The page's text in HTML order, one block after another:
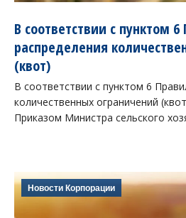
В соответствии с пунктом
распределения
(квот)
В соответствии с пунктом 6
количественных ограничений
Приказом Министра сельского
Новости Корпорации